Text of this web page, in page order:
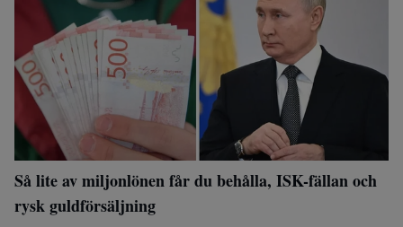
Så lite av miljonlönen får du behålla, ISK-fällan och
rysk guldförsäljning